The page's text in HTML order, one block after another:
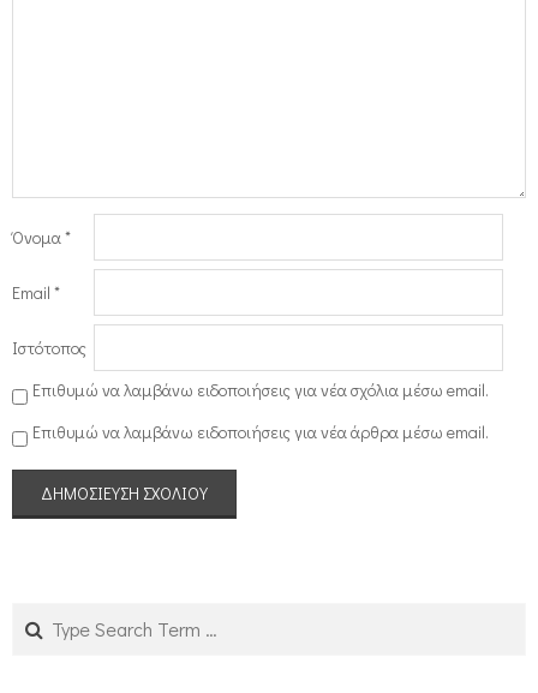
Όνομα*
Email *
Ιστότοπος
Επιθυμώ να λαμβάνω ειδοποιήσεις για νέα σχόλια μέσω email.
Επιθυμώ να λαμβάνω ειδοποιήσεις για νέα άρθρα μέσω email.